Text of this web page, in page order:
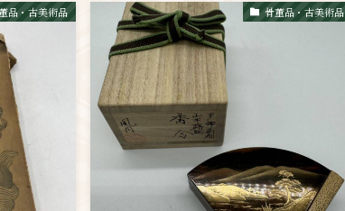
品・古美術品 骨董品・古美術品